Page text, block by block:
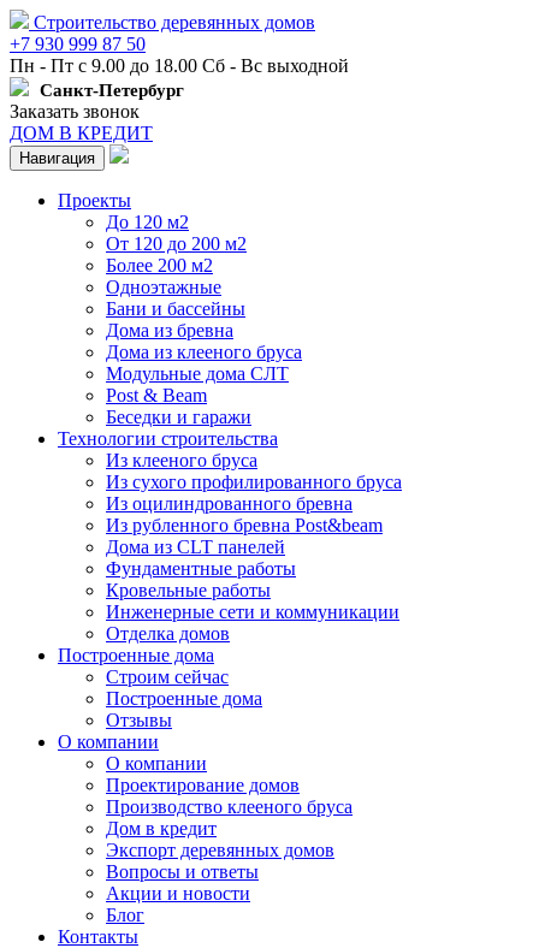
Строительство деревянных домов
+7 930 999 87 50
Пн - Пт с 9.00 до 18.00 Сб - Вс выходной
Санкт-Петербург
Заказать звонок
ДОМ В КРЕДИТ
Навигация
Проекты
До 120 м2
От 120 до 200 м2
Более 200 м2
Одноэтажные
Бани и бассейны
Дома из бревна
Дома из клееного бруса
Модульные дома СЛТ
Post & Beam
Беседки и гаражи
Технологии строительства
Из клееного бруса
Из сухого профилированного бруса
Из оцилиндрованного бревна
Из рубленного бревна Post&beam
Дома из CLT панелей
Фундаментные работы
Кровельные работы
Инженерные сети и коммуникации
Отделка домов
Построенные дома
Строим сейчас
Построенные дома
Отзывы
О компании
О компании
Проектирование домов
Производство клееного бруса
Дом в кредит
Экспорт деревянных домов
Вопросы и ответы
Акции и новости
Блог
Контакты